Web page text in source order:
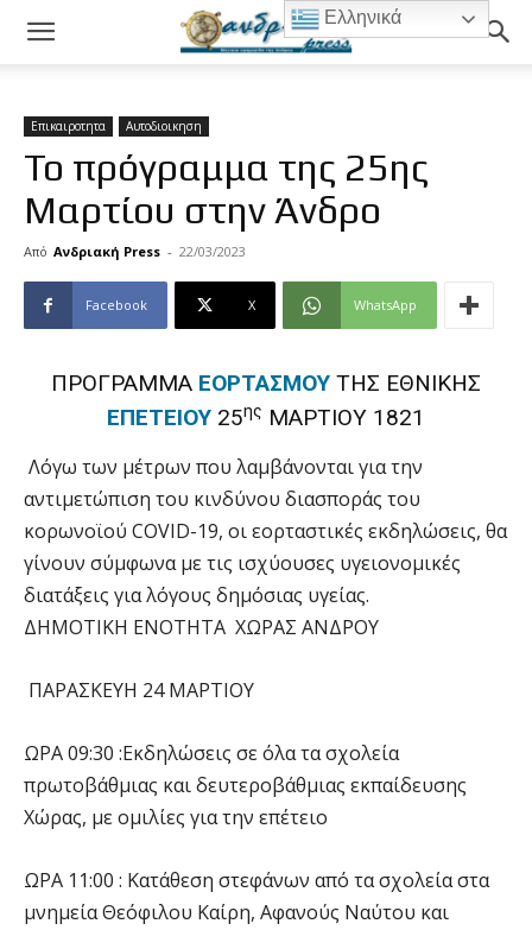
Επικαιροτητα Αυτοδιοικηση
Το πρόγραμμα της 25ης
Μαρτίου στην Άνδρο
Από Ανδριακή Press - 22/03/2023
Facebook X WhatsApp
ΠΡΟΓΡΑΜΜΑ ΕΟΡΤΑΣΜΟΥ ΤΗΣ ΕΘΝΙΚΗΣ
ΕΠΕΤΕΙΟΥ 25ης ΜΑΡΤΙΟΥ 1821
Λόγω των μέτρων που λαμβάνονται για την
αντιμετώπιση του κινδύνου διασποράς του
κορωνοϊού COVID-19, οι εορταστικές εκδηλώσεις, θα
γίνουν σύμφωνα με τις ισχύουσες υγειονομικές
διατάξεις για λόγους δημόσιας υγείας.
ΔΗΜΟΤΙΚΗ ΕΝΟΤΗΤΑ ΧΩΡΑΣ ΑΝΔΡΟΥ
ΠΑΡΑΣΚΕΥΗ 24 ΜΑΡΤΙΟΥ
ΩΡΑ 09:30 :Εκδηλώσεις σε όλα τα σχολεία
πρωτοβάθμιας και δευτεροβάθμιας εκπαίδευσης
Χώρας, με ομιλίες για την επέτειο
ΩΡΑ 11:00 : Κατάθεση στεφάνων από τα σχολεία στα
μνημεία Θεόφιλου Καίρη, Αφανούς Ναύτου και
Ελληνικά